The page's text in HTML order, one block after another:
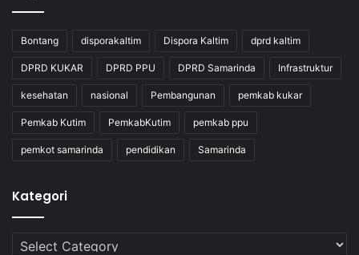
Bontang disporakaltim Dispora Kaltim dprd kaltim
DPRD KUKAR DPRD PPU DPRD Samarinda Infrastruktur
kesehatan nasional Pembangunan pemkab kukar
Pemkab Kutim PemkabKutim pemkab ppu
pemkot samarinda pendidikan Samarinda
Kategori
Kategori